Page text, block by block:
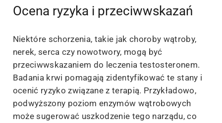
Ocena ryzyka i przeciwwskazań
Niektóre schorzenia, takie jak choroby wątroby,
nerek, serca czy nowotwory, mogą być
przeciwwskazaniem do leczenia testosteronem.
Badania krwi pomagają zidentyfikować te stany i
ocenić ryzyko związane z terapią. Przykładowo,
podwyższony poziom enzymów wątrobowych
może sugerować uszkodzenie tego narządu, co